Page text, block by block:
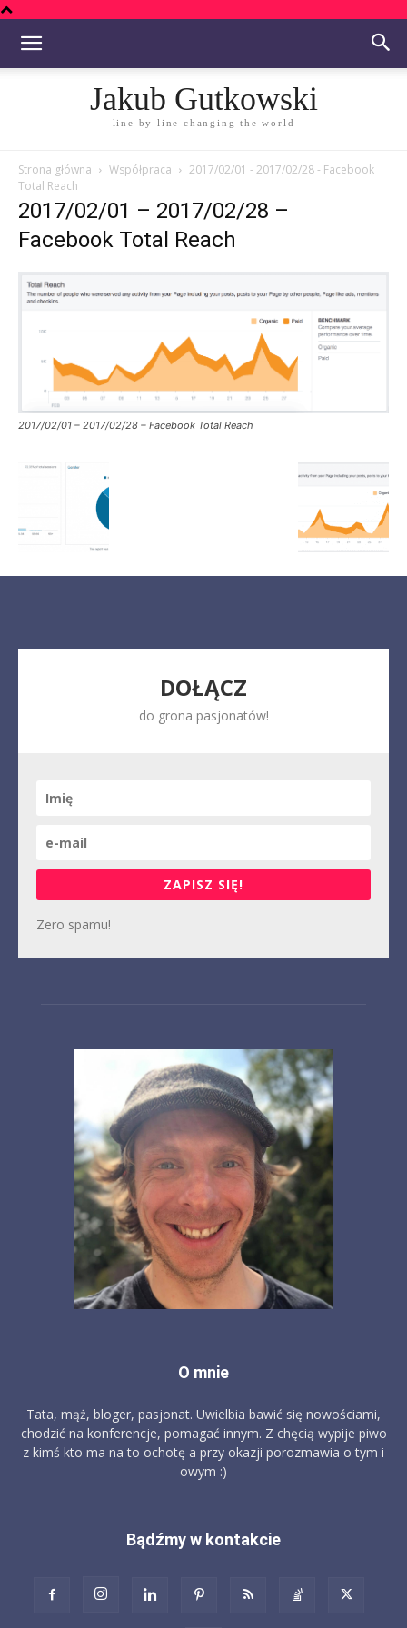
Jakub Gutkowski
line by line changing the world
Strona główna Współpraca
2017/02/01 - 2017/02/28 - Facebook
Total Reach
2017/02/01 – 2017/02/28 –
Facebook Total Reach
2017/02/01 – 2017/02/28 – Facebook Total Reach
DOŁĄCZ
do grona pasjonatów!
ZAPISZ SIĘ!
Zero spamu!
O mnie
Tata, mąż, bloger, pasjonat. Uwielbia bawić się nowościami,
chodzić na konferencje, pomagać innym. Z chęcią wypije piwo
z kimś kto ma na to ochotę a przy okazji porozmawia o tym i
owym :)
Bądźmy w kontakcie